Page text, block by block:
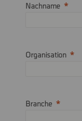
Nachname
Organisation
Branche